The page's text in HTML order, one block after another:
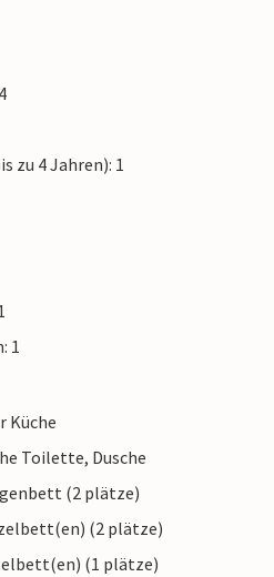
zu 4 Jahren): 1
1
Küche
Toilette, Dusche
(2 plätze)
(2 plätze)
(1 plätze)